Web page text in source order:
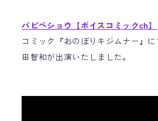
パピペショウ【ボイスコミックch】
コミック『おのぼりキジムナー』
田智和が出演いたしました。